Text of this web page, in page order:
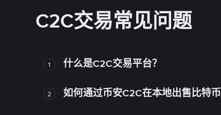
C2C交易常见问题
1 什么是C2C交易平台？
2 如何通过币安C2C在本地出售比特币